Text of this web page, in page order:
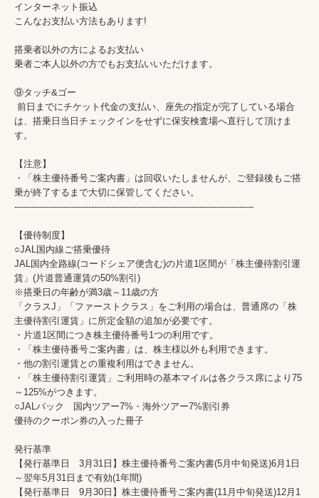
インターネット振込
こんなお支払い方法もあります!
搭乗者以外の方によるお支払い
乗者ご本人以外の方でもお支払いいただけます。
⑨タッチ&ゴー
は、搭乗日当日チェックインをせずに保安検査場へ直行して頂けま
す。
【注意】
・「株主優待番号ご案内書」は回収いたしませんが、ご登録後もご搭
乗が終了するまで大切に保管してください。
------------------------------------------------------------------------------------
【優待制度】
○JAL国内線ご搭乗優待
JAL国内全路線(コードシェア便含む)の片道1区間が「株主優待割引運
賃」(片道普通運賃の50%割引)
※搭乗日の年齢が満3歳～11歳の方
「クラスJ」「ファーストクラス」をご利用の場合は、普通席の「株
主優待割引運賃」に所定金額の追加が必要です。
・片道1区間につき株主優待番号1つの利用です。
・「株主優待番号ご案内書」は、株主様以外も利用できます。
・他の割引運賃との重複利用はできません。
・「株主優待割引運賃」ご利用時の基本マイルは各クラス席により75
～125%がつきます。
○JALパック　国内ツアー7%・海外ツアー7%割引券
優待のクーポン券の入った冊子
発行基準
【発行基準日　3月31日】株主優待番号ご案内書(5月中旬発送)6月1日
～翌年5月31日まで有効(1年間)
【発行基準日　9月30日】株主優待番号ご案内書(11月中旬発送)12月1